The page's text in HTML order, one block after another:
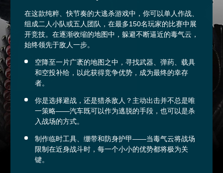
在这款纯粹、快节奏的大逃杀游戏中，你可以单人作战、
组成二人小队或五人团队，在最多150名玩家的比赛中展
开竞技。在逐渐收缩的地图中，躲避不断逼近的毒气云，
始终领先于敌人一步。
空降至一片广袤的地图之中，寻找武器、弹药、载具
和空投补给，以此获得竞争优势，成为最终的幸存
者。
你是选择避战，还是猎杀敌人？主动出击并不总是唯
一策略——汽车既可以作为逃脱的手段，也可以是杀
入战场的方式。
制作临时工具、绷带和防身护甲——当毒气云将战场
限制在近身战斗时，每一个小小的优势都将极为关
键。